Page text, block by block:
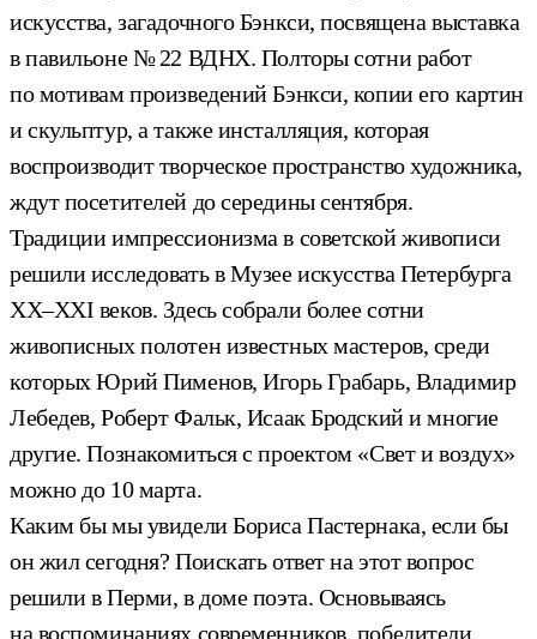
искусства, загадочного Бэнкси, посвящена выставка
в павильоне № 22 ВДНХ. Полторы сотни работ
по мотивам произведений Бэнкси, копии его картин
и скульптур, а также инсталляция, которая
воспроизводит творческое пространство художника,
ждут посетителей до середины сентября.
Традиции импрессионизма в советской живописи
решили исследовать в Музее искусства Петербурга
XX–XXI веков. Здесь собрали более сотни
живописных полотен известных мастеров, среди
которых Юрий Пименов, Игорь Грабарь, Владимир
Лебедев, Роберт Фальк, Исаак Бродский и многие
другие. Познакомиться с проектом «Свет и воздух»
можно до 10 марта.
Каким бы мы увидели Бориса Пастернака, если бы
он жил сегодня? Поискать ответ на этот вопрос
решили в Перми, в доме поэта. Основываясь
на воспоминаниях современников, победители